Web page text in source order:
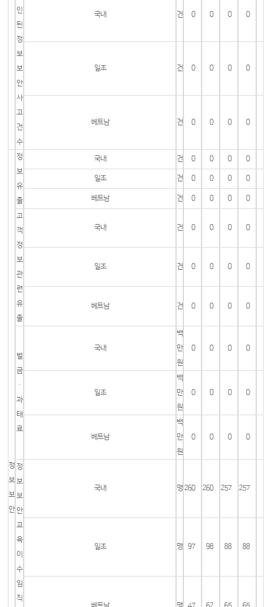
인
된
정
보
보
안
사
고
건
수
국내 건 0 0 0 0
일조 건 0 0 0 0
베트남 건 0 0 0 0
정
보
보
안
정
보
유
출
국내 건 0 0 0 0
일조 건 0 0 0 0
베트남 건 0 0 0 0
고
객
정
보
관
련
유
출
국내 건 0 0 0 0
일조 건 0 0 0 0
베트남 건 0 0 0 0
벌
금
ㆍ
과
태
료
국내
백
만
원
0 0 0 0
일조
백
만
원
0 0 0 0
베트남
백
만
원
0 0 0 0
정
보
보
안
교
육
이
수
임
직
국내 명 260 260 257 257
일조 명 97 98 88 88